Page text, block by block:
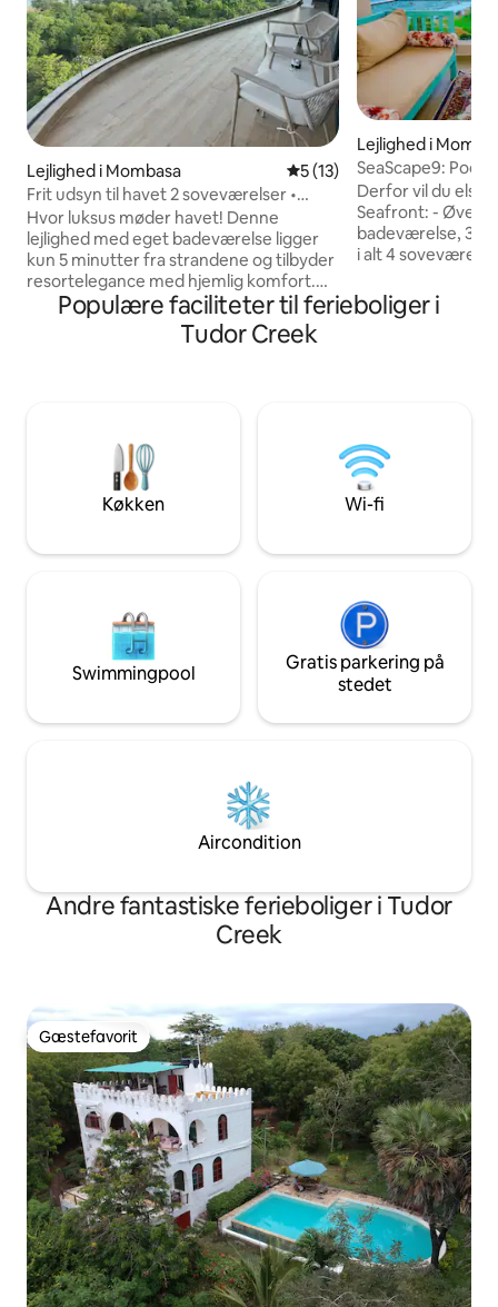
Lejlighed i Mombasa 5 ud af 5 i gennemsnitlig
5 (13)
Frit udsyn til havet 2 soveværelser •
Perfekt ferie • Pool
Hvor luksus møder havet! Denne
lejlighed med eget badeværelse ligger
kun 5 minutter fra strandene og tilbyder
resortelegance med hjemlig komfort.
Gangafstand til strand og de bedste
indkøbscentre Infinitypool på
tagterrassen og underholdningslounge.
Uber/Glovo-levering, gå til City Mall, og
slap af i paradis. Faciliteter i resortstil,
hyggelig privatliv. Book din smuttur til
Nyali nu! Det, du ser, er det, du får.
Lejlighed i
SeaScape9: Pool,
badeværelse i
aircondition
Derfor vil du
Seafront: -
badeværelse, 3
i alt 4
3 min. med Tuk
Aircondition
med fiberoptik -
udstyret køkken -
parkering døgnet
Populære faciliteter til ferieboliger i
Tudor Creek
Køkken Wi-fi
Swimmingpool
Gratis parkering på
stedet
Aircondition
Andre fantastiske ferieboliger i Tudor
Creek
Gæstefavorit
Gæstefavorit